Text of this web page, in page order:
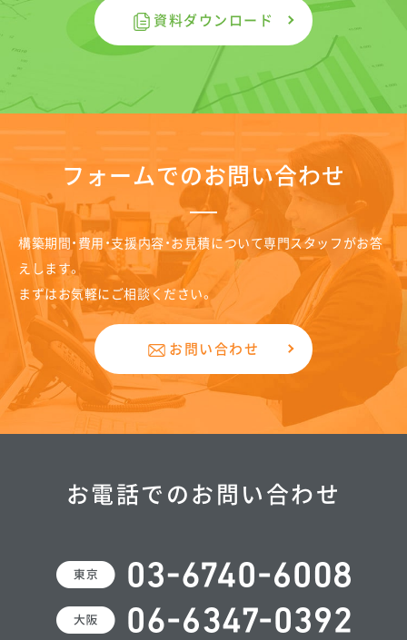
資料ダウンロード
フォームでのお問い合わせ
構築期間・費用・支援内容・お見積について専門スタッフがお答
えします。
まずはお気軽にご相談ください。
お問い合わせ
お電話でのお問い合わせ